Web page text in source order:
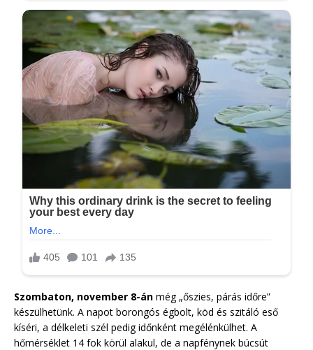
Szombaton, november 8-án még „őszies, párás időre”
készülhetünk. A napot borongós égbolt, köd és szitáló eső
kíséri, a délkeleti szél pedig időnként megélénkülhet. A
hőmérséklet 14 fok körül alakul, de a napfénynek búcsút